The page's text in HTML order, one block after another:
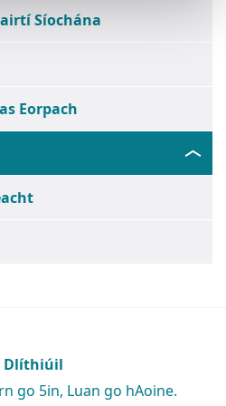
Síochána
Eorpach
Dlíthiúil
go 5in, Luan go hAoine.